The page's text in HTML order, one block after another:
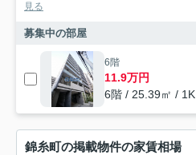
見る
募集中の部屋
6階
11.9万円
6階 / 25.39㎡ / 1K
錦糸町の掲載物件の家賃相場